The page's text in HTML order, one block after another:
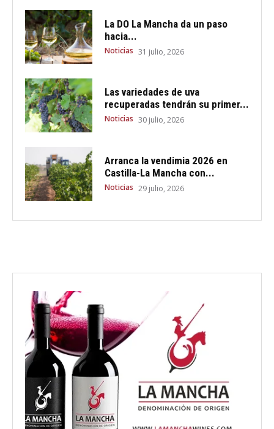
La DO La Mancha da un paso
hacia...
Noticias 31 julio, 2026
Las variedades de uva
recuperadas tendrán su primer...
Noticias 30 julio, 2026
Arranca la vendimia 2026 en
Castilla-La Mancha con...
Noticias 29 julio, 2026